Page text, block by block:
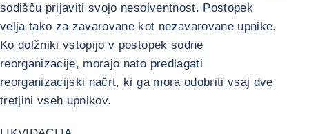
sodišču prijaviti svojo nesolventnost. Postopek
velja tako za zavarovane kot nezavarovane upnike.
Ko dolžniki vstopijo v postopek sodne
reorganizacije, morajo nato predlagati
reorganizacijski načrt, ki ga mora odobriti vsaj dve
tretjini vseh upnikov.